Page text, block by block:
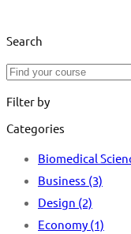
Search
Search
Filter by
Categories
Biomedical
Business (3)
Design (2)
Economy (1)